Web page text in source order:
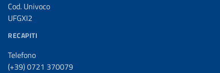
Cod. Univoco
UFGXI2
RECAPITI
Telefono
(+39) 0721 370079